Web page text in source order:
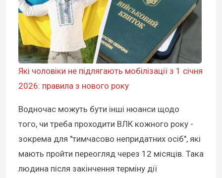
Які чоловіки не підлягають мобілізації з 1 січня
2026: правила з нового року
Водночас можуть бути інші нюанси щодо
того, чи треба проходити ВЛК кожного року -
зокрема для "тимчасово непридатних осіб", які
мають пройти переогляд через 12 місяців. Така
людина після закінчення терміну дії